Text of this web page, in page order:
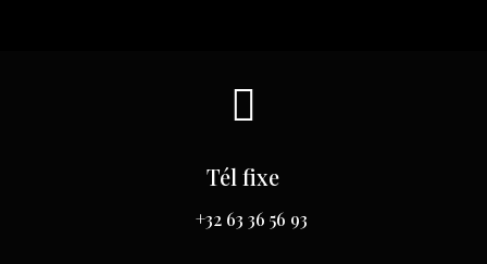

Tél fixe
+32 63 36 56 93